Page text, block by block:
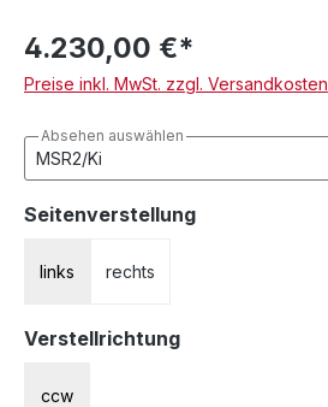
4.230,00 €*
Preise inkl. MwSt. zzgl. Versandkosten
Absehen auswählen
Seitenverstellungauswählen
links rechts
Verstellrichtungauswählen
ccw